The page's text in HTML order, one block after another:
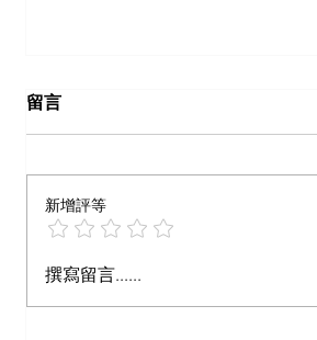
什么样内容算爆文
留言
新增評等
撰寫留言......